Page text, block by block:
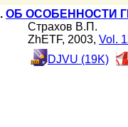
ОБ ОСОБЕННОСТИ
Страхов В.П.
ZhETF, 2003, Vol.
DJVU (19K)